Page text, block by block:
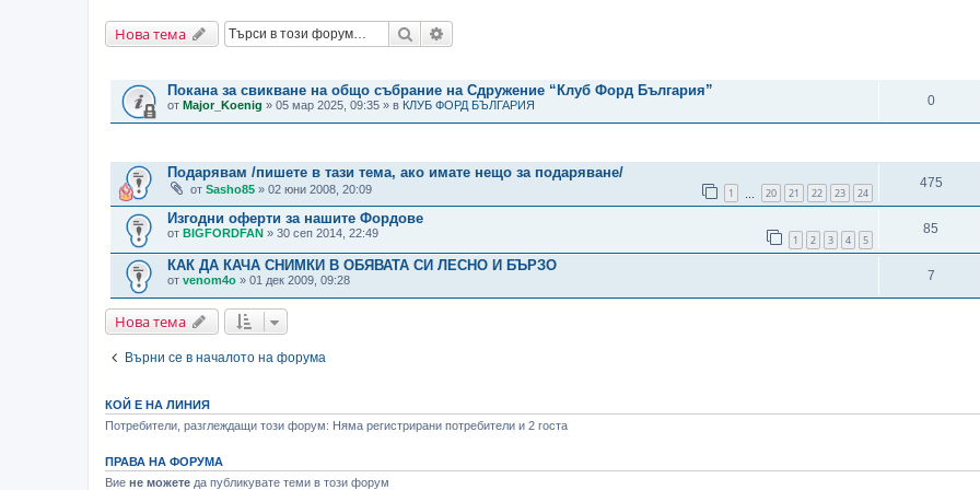
Нова тема Търсене
Покана за свикване на общо събрание на Сдружение “Клуб Форд България”
от Major_Koenig » 05 мар 2025, 09:35 » в КЛУБ ФОРД БЪЛГАРИЯ 0
Подарявам /пишете в тази тема, ако имате нещо за подаряване/
от Sasho85 » 02 юни 2008, 20:09 1 20 21 22 23 24
475
Изгодни оферти за нашите Фордове
от BIGFORDFAN » 30 сеп 2014, 22:49 1 2 3 4 5
85
КАК ДА КАЧА СНИМКИ В ОБЯВАТА СИ ЛЕСНО И БЪРЗО
от venom4o » 01 дек 2009, 09:28 7
Нова тема
Върни се в началото на форума
КОЙ Е НА ЛИНИЯ
Потребители, разглеждащи този форум: Няма регистрирани потребители и 2 госта
ПРАВА НА ФОРУМА
Вие не можете да публикувате теми в този форум